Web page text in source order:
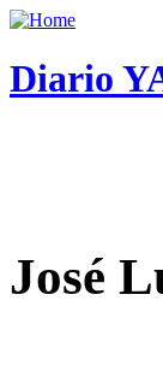
Diario
José